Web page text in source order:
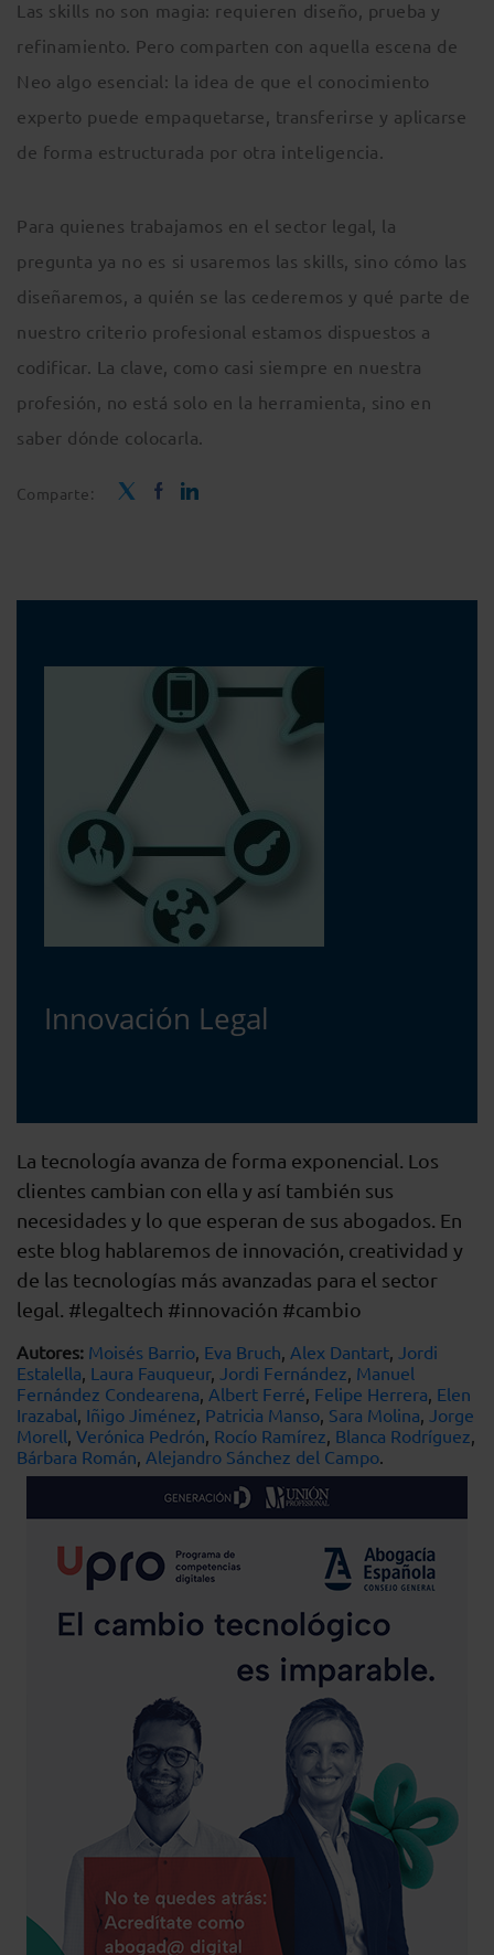
Las skills no son magia: requieren diseño, prueba y
refinamiento. Pero comparten con aquella escena de
Neo algo esencial: la idea de que el conocimiento
experto puede empaquetarse, transferirse y aplicarse
de forma estructurada por otra inteligencia.
Para quienes trabajamos en el sector legal, la
pregunta ya no es si usaremos las skills, sino cómo las
diseñaremos, a quién se las cederemos y qué parte de
nuestro criterio profesional estamos dispuestos a
codificar. La clave, como casi siempre en nuestra
profesión, no está solo en la herramienta, sino en
saber dónde colocarla.
Comparte:
Innovación Legal
La tecnología avanza de forma exponencial. Los
clientes cambian con ella y así también sus
necesidades y lo que esperan de sus abogados. En
este blog hablaremos de innovación, creatividad y
de las tecnologías más avanzadas para el sector
legal. #legaltech #innovación #cambio
Autores: Moisés Barrio, Eva Bruch, Alex Dantart, Jordi
Estalella, Laura Fauqueur, Jordi Fernández, Manuel
Fernández Condearena, Albert Ferré, Felipe Herrera, Elen
Irazabal, Iñigo Jiménez, Patricia Manso, Sara Molina, Jorge
Morell, Verónica Pedrón, Rocío Ramírez, Blanca Rodríguez,
Bárbara Román, Alejandro Sánchez del Campo.